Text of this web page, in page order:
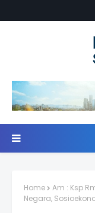
Home
Am : Ksp
Negara,